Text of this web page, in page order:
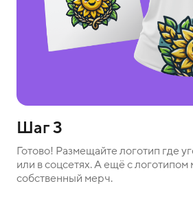
Шаг 3
Готово! Размещайте логотип где
или в соцсетях. А ещё с
собственный мерч.